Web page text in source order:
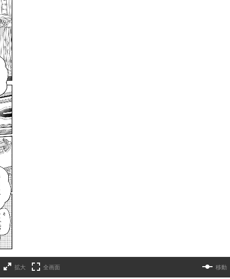
拡大 全画面 移動